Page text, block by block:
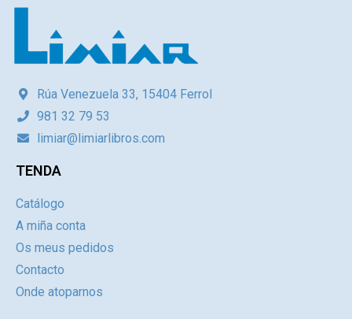
Rúa Venezuela 33, 15404 Ferrol
981 32 79 53
limiar@limiarlibros.com
TENDA
Catálogo
A miña conta
Os meus pedidos
Contacto
Onde atoparnos